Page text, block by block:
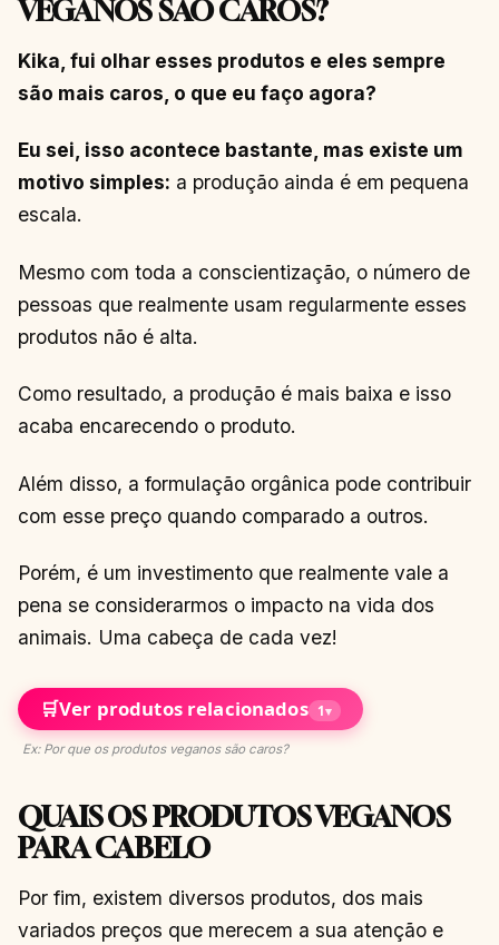
VEGANOS SÃO CAROS?
Kika, fui olhar esses produtos e eles sempre
são mais caros, o que eu faço agora?
Eu sei, isso acontece bastante, mas existe um
motivo simples: a produção ainda é em pequena
escala.
Mesmo com toda a conscientização, o número de
pessoas que realmente usam regularmente esses
produtos não é alta.
Como resultado, a produção é mais baixa e isso
acaba encarecendo o produto.
Além disso, a formulação orgânica pode contribuir
com esse preço quando comparado a outros.
Porém, é um investimento que realmente vale a
pena se considerarmos o impacto na vida dos
animais. Uma cabeça de cada vez!
🛒Ver produtos relacionados 1▾
Ex: Por que os produtos veganos são caros?
QUAIS OS PRODUTOS VEGANOS
PARA CABELO
Por fim, existem diversos produtos, dos mais
variados preços que merecem a sua atenção e